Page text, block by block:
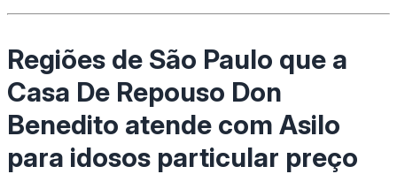
Regiões de São Paulo que a
Casa De Repouso Don
Benedito atende com Asilo
para idosos particular preço